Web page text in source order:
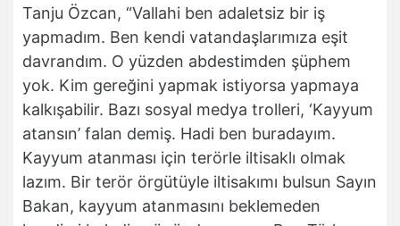
Tanju Özcan, “Vallahi ben adaletsiz bir iş
yapmadım. Ben kendi vatandaşlarımıza eşit
davrandım. O yüzden abdestimden şüphem
yok. Kim gereğini yapmak istiyorsa yapmaya
kalkışabilir. Bazı sosyal medya trolleri, ‘Kayyum
atansın’ falan demiş. Hadi ben buradayım.
Kayyum atanması için terörle iltisaklı olmak
lazım. Bir terör örgütüyle iltisakımı bulsun Sayın
Bakan, kayyum atanmasını beklemeden